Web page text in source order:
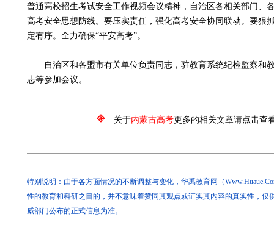
普通高校招生考试安全工作视频会议精神，自治区各相关部门、
高考安全思想防线。要压实责任，强化高考安全协同联动。要狠
定有序。全力确保“平安高考”。
自治区和各盟市有关单位负责同志，驻教育系统纪检监察和
志等参加会议。
关于内蒙古高考更多的相关文章请点击查
特别说明：由于各方面情况的不断调整与变化，华禹教育网（
性的教育和科研之目的，并不意味着赞同其观点或证实其内容的真实性，仅
威部门公布的正式信息为准。